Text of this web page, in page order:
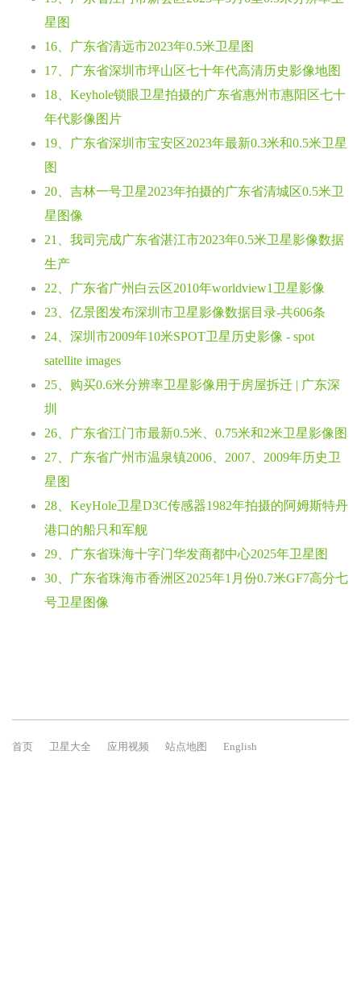
星图
16、广东省清远市2023年0.5米卫星图
17、广东省深圳市坪山区七十年代高清历史影像地图
18、Keyhole锁眼卫星拍摄的广东省惠州市惠阳区七十
年代影像图片
19、广东省深圳市宝安区2023年最新0.3米和0.5米卫星
图
20、吉林一号卫星2023年拍摄的广东省清城区0.5米卫
星图像
21、我司完成广东省湛江市2023年0.5米卫星影像数据
生产
22、广东省广州白云区2010年worldview1卫星影像
23、亿景图发布深圳市卫星影像数据目录-共606条
24、深圳市2009年10米SPOT卫星历史影像 - spot
satellite images
25、购买0.6米分辨率卫星影像用于房屋拆迁 | 广东深
圳
26、广东省江门市最新0.5米、0.75米和2米卫星影像图
27、广东省广州市温泉镇2006、2007、2009年历史卫
星图
28、KeyHole卫星D3C传感器1982年拍摄的阿姆斯特丹
港口的船只和军舰
29、广东省珠海十字门华发商都中心2025年卫星图
30、广东省珠海市香洲区2025年1月份0.7米GF7高分七
号卫星图像
首页 卫星大全 应用视频 站点地图 English